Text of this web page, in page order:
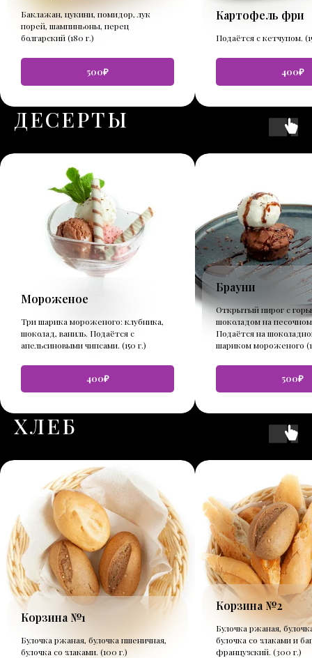
Баклажан, цукини, помидор, лук
порей, шампиньоны, перец
болгарский (180 г.)
500₽
Картофель фри
Подаётся с кетчупом.
400₽
ДЕСЕРТЫ
Мороженое
Три шарика мороженого: клубника,
шоколад, ваниль. Подаётся с
апельсиновыми чипсами. (150 г.)
400₽
Брауни
Открытый пирог с
шоколадом на
Подаётся на
шариком мороженого
500₽
ХЛЕБ
Корзина №1
Булочка ржаная, булочка пшеничная,
булочка со злаками. (100 г.)
Корзина №2
Булочка ржаная,
булочка со злаками и
французский. (300 г.)